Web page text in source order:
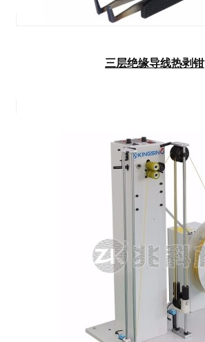
三层绝缘导线热剥钳